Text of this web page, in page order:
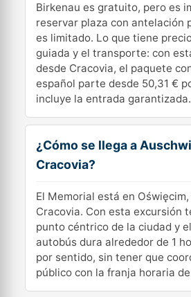
Birkenau es gratuito, pero es
reservar plaza con antelación
es limitado. Lo que tiene
guiada y el transporte: con
desde Cracovia, el paquete
español parte desde 50,31 €
incluye la entrada garantizada.
¿Cómo se llega a
Cracovia?
El Memorial está en
Cracovia. Con esta excursión
punto céntrico de la ciudad y
autobús dura alrededor de 1
por sentido, sin tener que
público con la franja horaria